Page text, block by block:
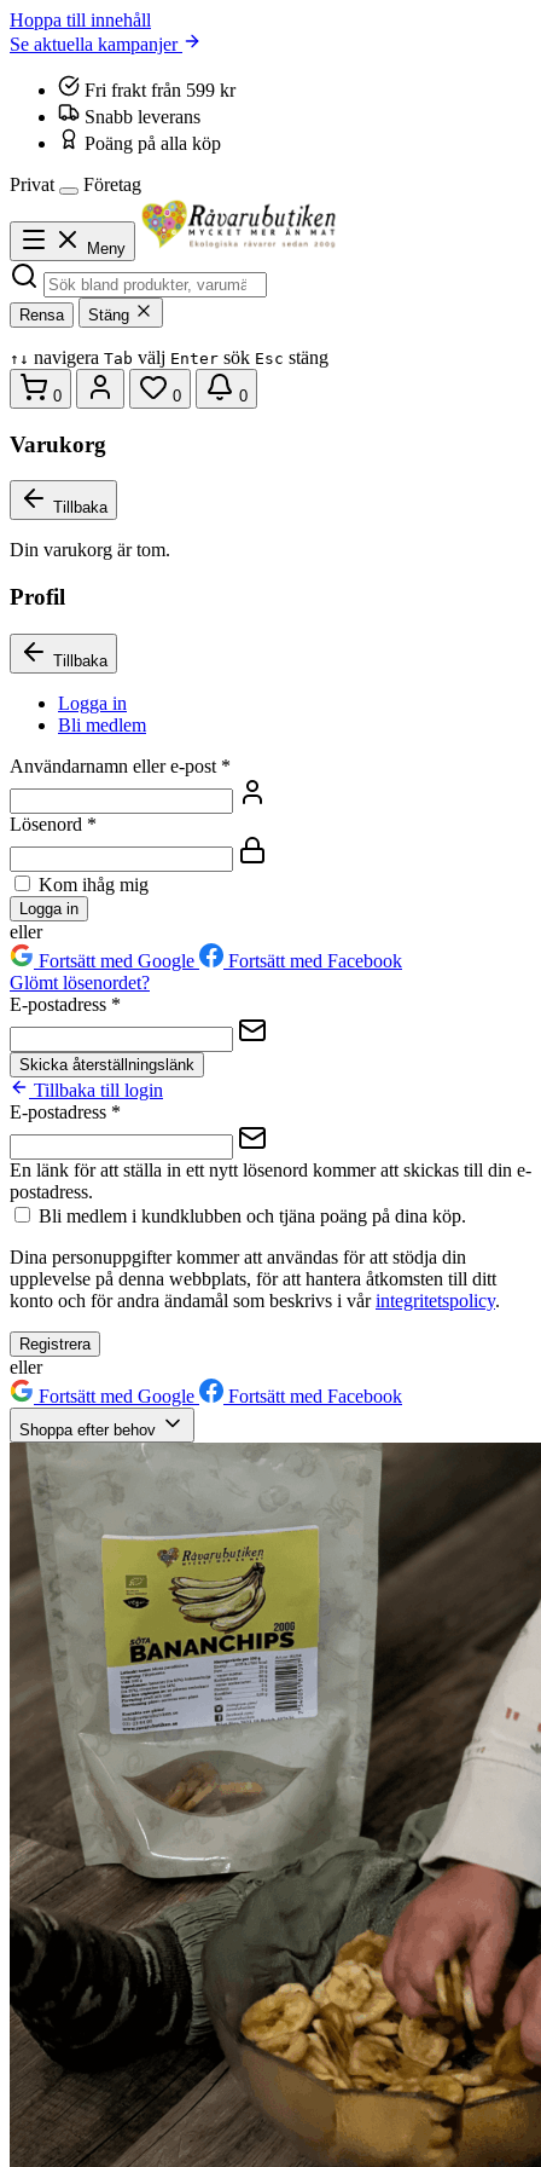
Hoppa till innehåll
Se aktuella kampanjer
Fri frakt från 599 kr
Snabb leverans
Poäng på alla köp
Privat
Företag
Meny
Rensa Stäng
↑ ↓ navigera Tab välj Enter sök Esc stäng
0 0 0
Varukorg
Tillbaka
Din varukorg är tom.
Profil
Tillbaka
Logga in
Bli medlem
Användarnamn eller e-post *
Lösenord *
Kom ihåg mig
Logga in
eller
Fortsätt med Google
Fortsätt med Facebook
Glömt lösenordet?
E-postadress *
Skicka återställningslänk
Tillbaka till login
E-postadress *
En länk för att ställa in ett nytt lösenord kommer att skickas till din e-
postadress.
Bli medlem i kundklubben och tjäna poäng på dina köp.
Dina personuppgifter kommer att användas för att stödja din
upplevelse på denna webbplats, för att hantera åtkomsten till ditt
konto och för andra ändamål som beskrivs i vårintegritetspolicy.
Registrera
eller
Fortsätt med Google
Fortsätt med Facebook
Shoppa efter behov